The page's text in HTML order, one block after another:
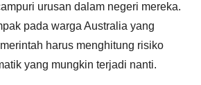
urusan dalam negeri mereka.
pada warga Australia yang
harus menghitung risiko
yang mungkin terjadi nanti.